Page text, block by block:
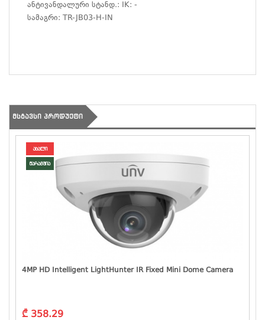
ანტივანდალური სტანდ.: IK: -
სამაგრი: TR-JB03-H-IN
ᲛᲡᲒᲐᲕᲡᲘ ᲞᲠᲝᲓᲣᲥᲢᲘ
ახალი
მარაგშია
4MP HD Intelligent LightHunter IR Fixed Mini Dome Camera
₾ 358.29